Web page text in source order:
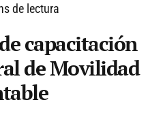
de lectura
capacitación
de Movilidad